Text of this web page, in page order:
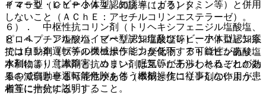
Ｐ４５０（ＣＹＰ３Ａ４）の誘導による）］。
６）． 中枢性抗コリン剤（トリヘキシフェニジル塩酸塩、
ピロヘプチン塩酸塩、ビペリデン塩酸塩等）、アトロピン系
抗コリン剤（ブチルスコポラミン臭化物、アトロピン硫酸塩
水和物等）［本剤と抗コリン剤は互いに干渉しそれぞれの効
果を減弱させる可能性がある（本剤と抗コリン剤の作用が、
相互に拮抗する）］。
イマー型・レビー小体型認知症＞（ガランタミン等）と併用
しないこと（ＡＣｈＥ：アセチルコリンエステラーゼ）。
８．４． アルツハイマー型認知症及びレビー小体型認知症
では自動車運転等の機械操作能力が低下する可能性があり、
本剤により意識障害、めまい、眠気等があらわれることがあ
るので自動車運転等危険を伴う機械操作に従事しないよう患
者等に十分に説明すること。